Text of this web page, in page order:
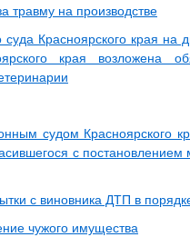
травму на производстве
Красноярского края на
края возложена
судом Красноярского
с
с виновника ДТП в
чужого имущества